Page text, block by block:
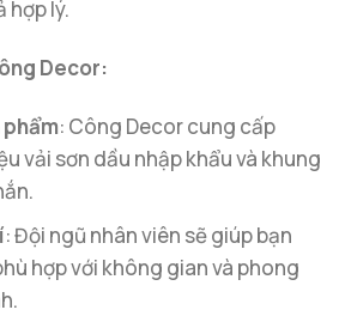
hợp lý.
Decor:
: Công Decor cung cấp
vải sơn dầu nhập khẩu và khung
: Đội ngũ nhân viên sẽ giúp bạn
hợp với không gian và phong